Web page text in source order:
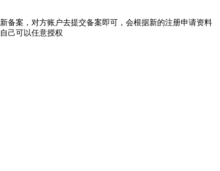
备案，对方账户去提交备案即可，会根据新的注册申请资料
己可以任意授权